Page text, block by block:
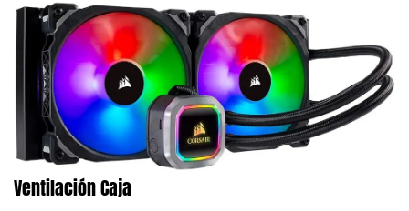
Ventilación Caja